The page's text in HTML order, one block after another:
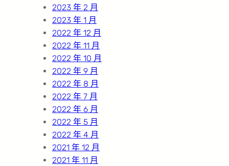
2023 年 2 月
2023 年 1 月
2022 年 12 月
2022 年 11 月
2022 年 10 月
2022 年 9 月
2022 年 8 月
2022 年 7 月
2022 年 6 月
2022 年 5 月
2022 年 4 月
2021 年 12 月
2021 年 11 月